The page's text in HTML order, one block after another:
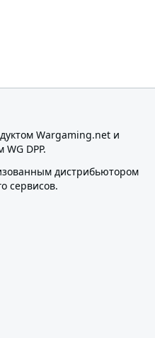
Wargaming.net и
DPP.
дистрибьютором
сервисов.